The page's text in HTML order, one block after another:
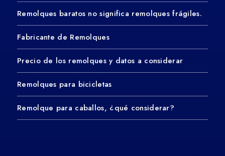
Remolques baratos no significa remolques frágiles.
Fabricante de Remolques
Precio de los remolques y datos a considerar
Remolques para bicicletas
Remolque para caballos, ¿qué considerar?